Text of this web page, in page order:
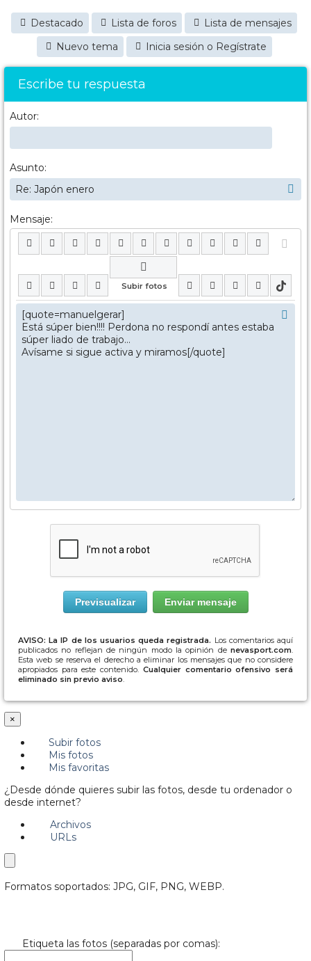
Destacado Lista de foros
Lista de mensajes
Nuevo tema
Inicia sesión o Regístrate
Escribe tu respuesta
Autor:
Asunto:
Mensaje:
AVISO: La IP de los usuarios queda registrada. Los comentarios aquí
publicados no reflejan de ningún modo la opinión de nevasport.com.
Esta web se reserva el derecho a eliminar los mensajes que no considere
apropiados para este contenido. Cualquier comentario ofensivo será
eliminado sin previo aviso.
×
Subir fotos
Mis fotos
Mis favoritas
¿Desde dónde quieres subir las fotos, desde tu ordenador o
desde internet?
Archivos
URLs
Formatos soportados: JPG, GIF, PNG, WEBP.
Etiqueta las fotos (separadas por comas):